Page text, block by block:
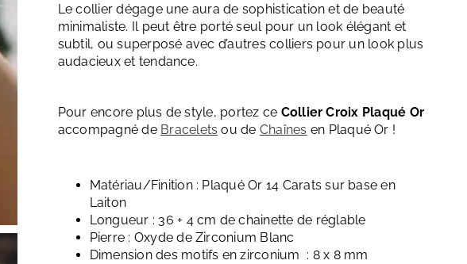
Le collier dégage une aura de sophistication et de beauté
minimaliste. Il peut être porté seul pour un look élégant et
subtil, ou superposé avec d’autres colliers pour un look plus
audacieux et tendance.
Pour encore plus de style, portez ce Collier Croix Plaqué Or
accompagné de Bracelets ou de Chaînes en Plaqué Or !
Matériau/Finition : Plaqué Or 14 Carats sur base en
Laiton
Longueur : 36 + 4 cm de chainette de réglable
Pierre : Oxyde de Zirconium Blanc
Dimension des motifs en zirconium : 8 x 8 mm